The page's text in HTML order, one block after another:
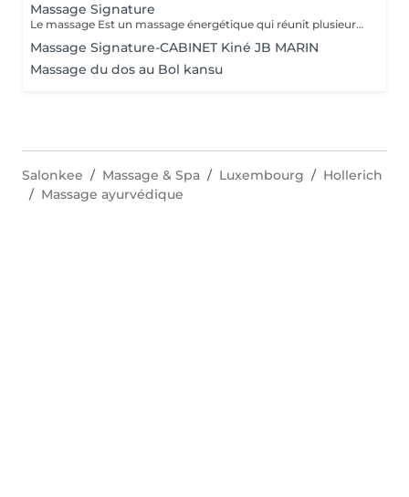
Massage Signature
Le massage Est un massage énergétique qui réunit plusieurs techniques de massages du monde (Tuina, Lomi-lomi, Californien, Suédois et Ayurvédique), l'aromathérapie et l'énergie du magnétisme qui réveille les processus naturels d'autoguérison du corps en déchargeant les mémoires émotionnelles encombrantes et les toxines. Véritable invitation à la reconnexion à soi, c'est une psychothérapie pour le corps qui permet de laisser s'opérer tout un développement réparateur et initiateur, ouvrant la mémoire du corps, qui nettoie peu à peu les anciens traumas et laisse l'énergie de vie circuler librement permettant un véritable bien-être et apportant un lâcher prise physique et mental de manière impressionnante. Ce massage profondément relaxant peut aider à soulager le stress, l'anxiété, les tensions musculaires, les douleurs chroniques et à améliorer la circulation sanguine et lymphatique. Il est également utile pour stimuler le système immunitaire et renforcer le corps. Il peut également être bénéfique pour les personnes souffrant de problèmes de sommeil et de troubles digestifs. Ce massage est pratiqué sur l'ensemble du corps avec un mélange d'huiles végétales et d'huiles essentielles Ne pas s'exposer au soleil ou aux UV pendant au moins 6h après ce massage. La durée de la prestations inclus le temps d'installation
Massage Signature-CABINET Kiné JB MARIN
Massage du dos au Bol kansu
Salonkee Massage & Spa Luxembourg
Hollerich
Massage ayurvédique